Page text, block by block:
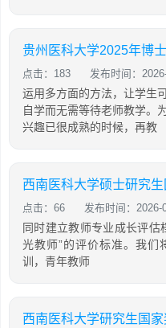
贵州医科大学2025年博
点击：183 发布时间：
运用多方面的方法，让学生
自学而无需等待老师教学。
兴趣已很成熟的时候，再教
西南医科大学硕士研究
点击：66 发布时间：2026-
同时建立教师专业成长评估
光教师”的评价标准。我们
训，青年教师
西南医科大学研究生国